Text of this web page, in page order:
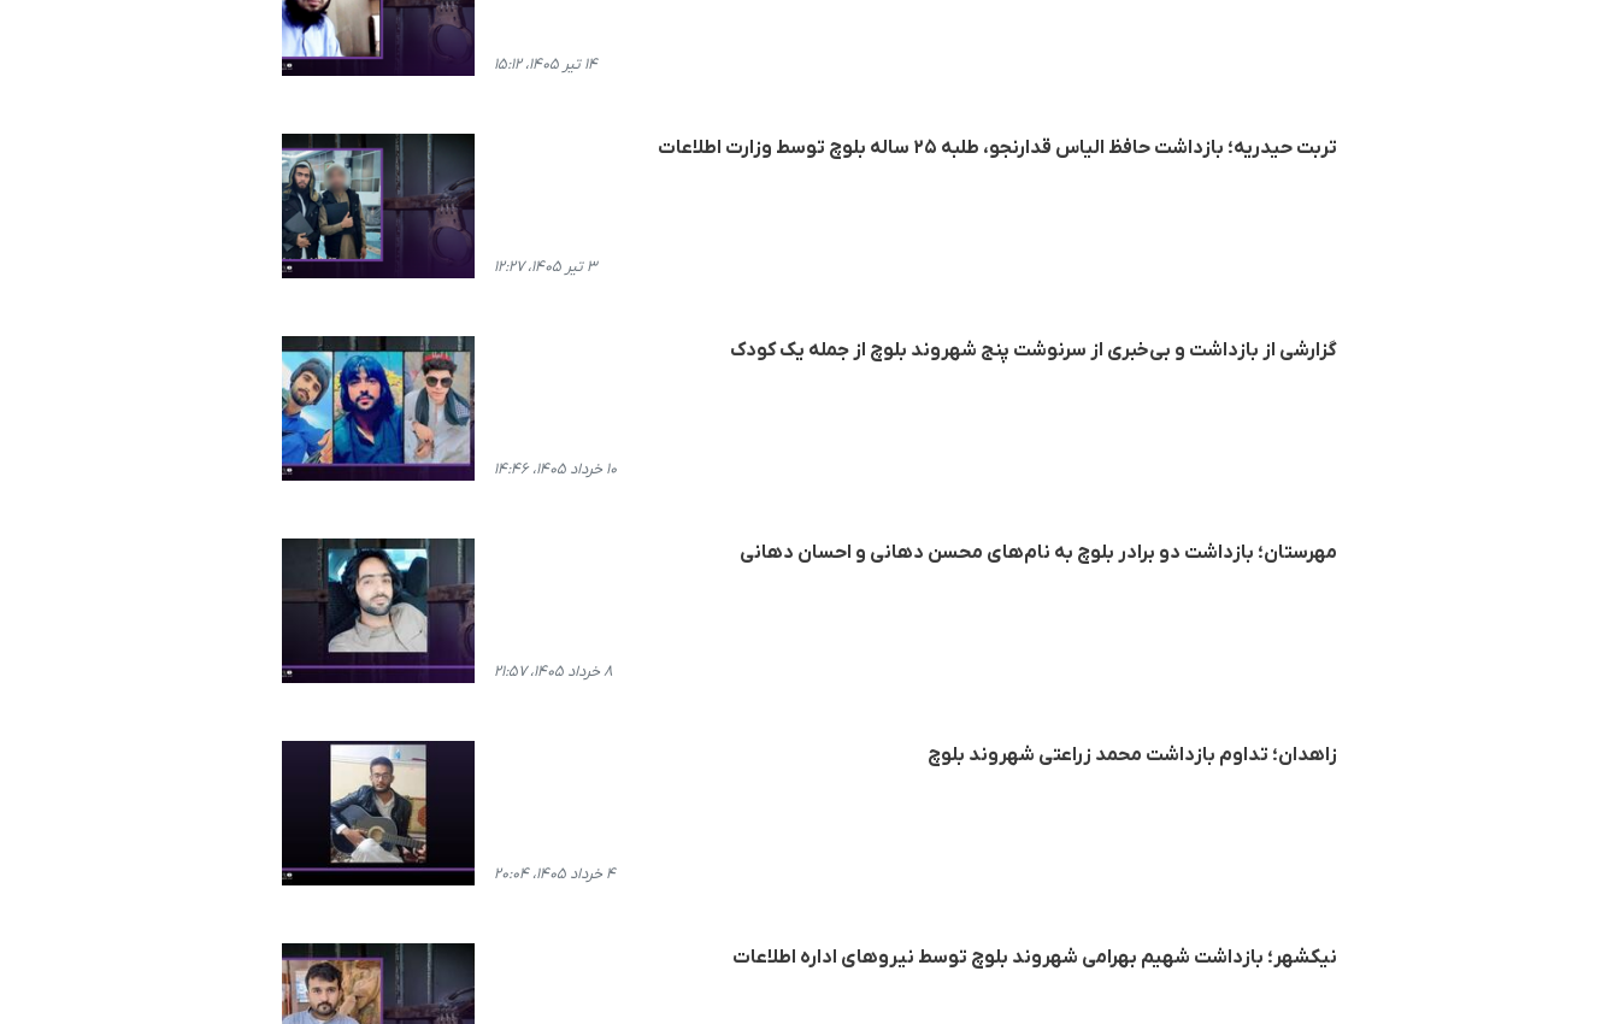
۱۴ تیر ۱۴۰۵، ۱۵:۱۲
تربت حیدریه؛ بازداشت حافظ الیاس قدارنجو، طلبه ۲۵ ساله بلوچ توسط وزارت اطلاعات
۳ تیر ۱۴۰۵، ۱۲:۲۷
گزارشی از بازداشت و بی‌خبری از سرنوشت پنج شهروند بلوچ از جمله یک کودک
۱۰ خرداد ۱۴۰۵، ۱۴:۴۶
مهرستان؛ بازداشت دو برادر بلوچ به نام‌های محسن دهانی و احسان دهانی
۸ خرداد ۱۴۰۵، ۲۱:۵۷
زاهدان؛ تداوم بازداشت محمد زراعتی شهروند بلوچ
۴ خرداد ۱۴۰۵، ۲۰:۰۴
نیکشهر؛ بازداشت شهیم بهرامی شهروند بلوچ توسط نیروهای اداره اطلاعات